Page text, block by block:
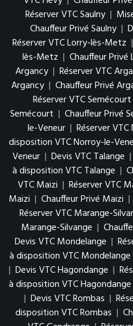
Réserver VTC Saulny |
Chauffeur Privé Saulny |
Réserver VTC Lorry-lès-Metz |
lès-Metz | Chauffeur
Argancy | Réserver VTC
Argancy | Chauffeur Privé
Réserver VTC Semécourt
Semécourt | Chauffeur Privé
le-Veneur | Réserver
disposition VTC Norroy-le-
Veneur | Devis VTC Talange |
à disposition VTC Talange |
VTC Maizi | Réserver VTC
Maizi | Chauffeur Privé Maizi |
Réserver VTC Marange-
Marange-Silvange |
Devis VTC Mondelange |
à disposition VTC Mondelange
| Devis VTC Hagondange |
à disposition VTC Hagondange
| Devis VTC Rombas |
disposition VTC Rombas |